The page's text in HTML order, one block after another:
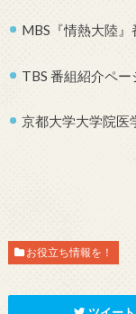
MBS『情熱大陸』
TBS 番組紹介ペー
京都大学大学院医
お役立ち情報を！